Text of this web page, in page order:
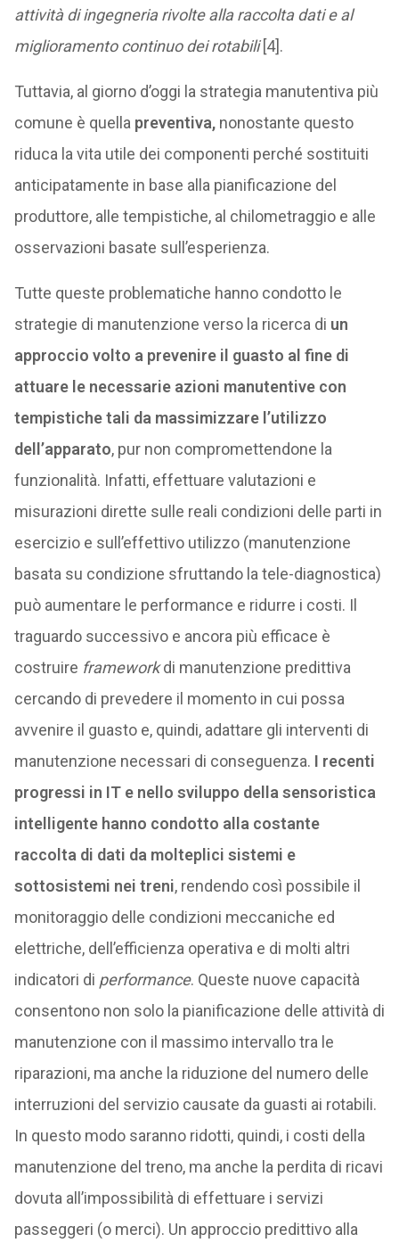
attività di ingegneria rivolte alla raccolta dati e al
miglioramento continuo dei rotabili [4].
Tuttavia, al giorno d’oggi la strategia manutentiva più
comune è quella preventiva,nonostante questo
riduca la vita utile dei componenti perché sostituiti
anticipatamente in base alla pianificazione del
produttore, alle tempistiche, al chilometraggio e alle
osservazioni basate sull’esperienza.
Tutte queste problematiche hanno condotto le
strategie di manutenzione verso la ricerca di un
approccio volto a prevenire il guasto al fine di
attuare le necessarie azioni manutentive con
tempistiche tali da massimizzare l’utilizzo
dell’apparato, pur non compromettendone la
funzionalità. Infatti, effettuare valutazioni e
misurazioni dirette sulle reali condizioni delle parti in
esercizio e sull’effettivo utilizzo (manutenzione
basata su condizione sfruttando la tele-diagnostica)
può aumentare le performance e ridurre i costi. Il
traguardo successivo e ancora più efficace è
costruire frameworkdi manutenzione predittiva
cercando di prevedere il momento in cui possa
avvenire il guasto e, quindi, adattare gli interventi di
manutenzione necessari di conseguenza. I recenti
progressi in IT e nello sviluppo della sensoristica
intelligente hanno condotto alla costante
raccolta di dati da molteplici sistemi e
sottosistemi nei treni, rendendo così possibile il
monitoraggio delle condizioni meccaniche ed
elettriche, dell’efficienza operativa e di molti altri
indicatori di performance. Queste nuove capacità
consentono non solo la pianificazione delle attività di
manutenzione con il massimo intervallo tra le
riparazioni, ma anche la riduzione del numero delle
interruzioni del servizio causate da guasti ai rotabili.
In questo modo saranno ridotti, quindi, i costi della
manutenzione del treno, ma anche la perdita di ricavi
dovuta all’impossibilità di effettuare i servizi
passeggeri (o merci). Un approccio predittivo alla